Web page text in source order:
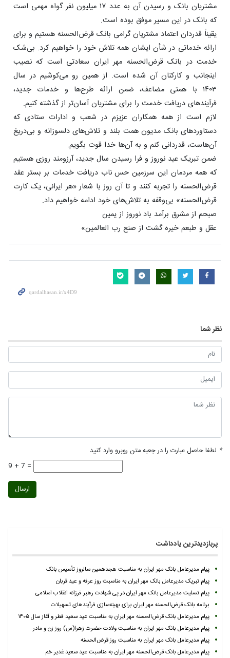
مشتریان بانک و رسیدن آن به عدد ۱۷ میلیون نفر گواه مهمی است
که بانک در این مسیر موفق بوده است.
یقیناً قدردان اعتماد مشتریان گرامی بانک قرض‌الحسنه هستیم و برای
ارائه خدماتی در شأن ایشان همه تلاش خود را خواهیم کرد. بی‌شک
خدمت در بانک قرض‌الحسنه مهر ایران سعادتی است که نصیب
اینجانب و کارکنان آن شده است. از همین رو می‌کوشیم در سال
۱۴۰۳ با همتی مضاعف، ضمن ارائه طرح‌ها و خدمات جدید،
فرآیندهای دریافت خدمت را برای مشتریان آسان‌تر از گذشته کنیم.
لازم است از همه همکاران عزیزم در شعب و ادارات ستادی که
دستاوردهای بانک مدیون همت بلند و تلاش‌های دلسوزانه و بی‌دریغ
آن‌هاست، قدردانی کنم و به آن‌ها خدا قوت بگویم.
ضمن تبریک عید نوروز و فرا رسیدن سال جدید، آرزومند روزی هستیم
که همه مردمان این سرزمین حس ناب دریافت خدمات بر بستر عقد
قرض‌الحسنه را تجربه کنند و تا آن روز با شعار «هر ایرانی، یک کارت
قرض‌الحسنه» بی‌وقفه به تلاش‌های خود ادامه خواهیم داد.
صبحم از مشرق برآمد باد نوروز از یمین
عقل و طبعم خیره گشت از صنع رب العالمین»
نظر شما
* لطفا حاصل عبارت را در جعبه متن روبرو وارد کنید
9 + 7 =
ارسال
پربازدیدترین یادداشت
پیام مدیرعامل بانک مهر ایران به مناسبت هجدهمین سالروز تأسیس بانک
پیام تبریک مدیرعامل بانک مهر ایران به مناسبت روز عرفه و عید قربان
پیام تسلیت مدیرعامل بانک مهر ایران در پی شهادت رهبر فرزانه انقلاب اسلامی
برنامه بانک قرض‌الحسنه مهر ایران برای بهینه‌سازی فرآیندهای تسهیلات
پیام مدیرعامل بانک قرض‌الحسنه مهر ایران به مناسبت عید سعید فطر و آغاز سال ۱۴۰۵
پیام مدیرعامل بانک مهر ایران به مناسبت ولادت حضرت زهرا(س) روز زن و مادر
پیام مدیرعامل بانک مهر ایران به مناسبت روز قرض‌الحسنه
پیام مدیرعامل بانک قرض‌الحسنه مهر ایران به مناسبت عید سعید غدیر خم